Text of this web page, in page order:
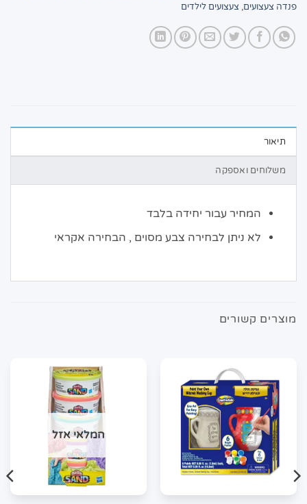
פנדה צעצועים, צעצועים לילדים
תיאור
משלוחים ואספקה
המחיר עבור יחידה בלבד
לא ניתן לבחירה צבע מסוים , הבחירה אקראי
מוצרים קשורים
המלאי אזל